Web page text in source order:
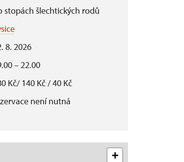
stopách šlechtických rodů
8. 2026
– 22.00
Kč/ 140 Kč / 40 Kč
není nutná
+